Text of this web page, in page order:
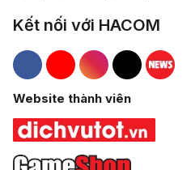
Kết nối với HACOM
Hacom Facebook
Hacom YouTube
HacomHacom
Website thành viên